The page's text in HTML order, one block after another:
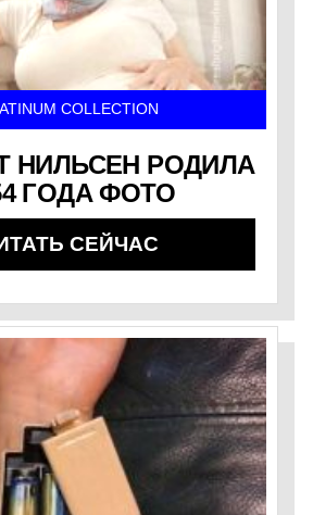
COLLECTION
НИЛЬСЕН РОДИЛА
ГОДА ФОТО
СЕЙЧАС